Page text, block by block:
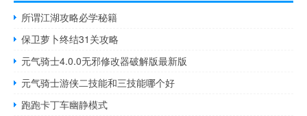
所谓江湖攻略必学秘籍
保卫萝卜终结31关攻略
元气骑士4.0.0无邪修改器破解版最新版
元气骑士游侠二技能和三技能哪个好
跑跑卡丁车幽静模式